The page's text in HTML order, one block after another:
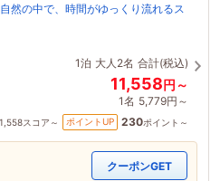
然の中で、時間がゆっくり流れるス
1泊 大人2名 合計(税込)
11,558円～
1名 5,779円～
スコア～ ポイントUP 230ポイント～
クーポンGET